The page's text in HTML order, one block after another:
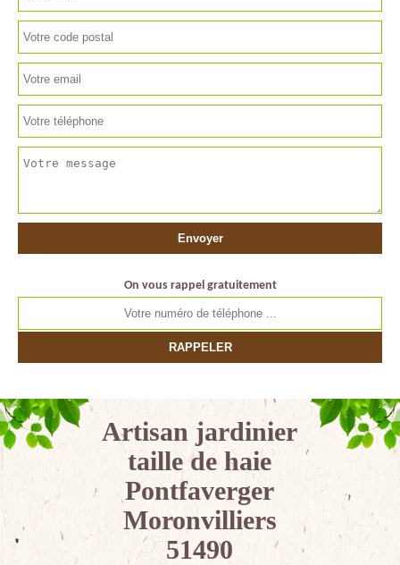
On vous rappel gratuitement
Artisan jardinier
taille de haie
Pontfaverger
Moronvilliers
51490